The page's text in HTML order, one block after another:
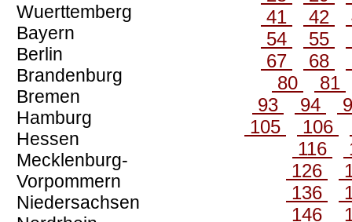
Wuerttemberg
Bayern
Berlin
Brandenburg
Bremen
Hamburg
Hessen
Mecklenburg-
Vorpommern
Niedersachsen
41
42
54
55
67
68
80
81
93
94
105
106
116
126
136
146